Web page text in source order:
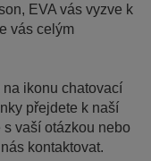
EVA vás vyzve k
vás celým
ikonu chatovací
přejdete k naší
vaší otázkou nebo
kontaktovat.